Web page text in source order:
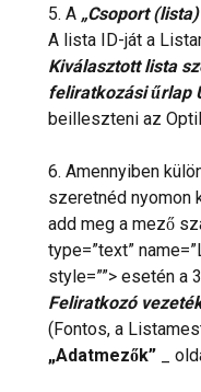
5. A „Csoport (lista)
A lista ID-ját a
Kiválasztott lista
feliratkozási űrlap
beilleszteni az
6. Amennyiben
szeretnéd nyomon
add meg a mező
type=”text”
style=””> esetén
Feliratkozó
(Fontos, a
„Adatmezők” _